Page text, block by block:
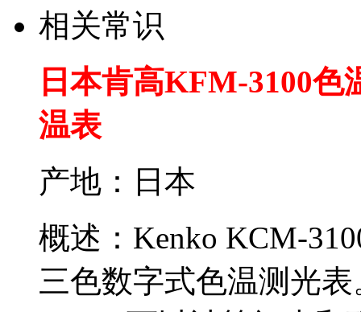
相关常识
日本肯高KFM-3100
温表
产地：日本
概述：Kenko KCM-
三色数字式色温测光